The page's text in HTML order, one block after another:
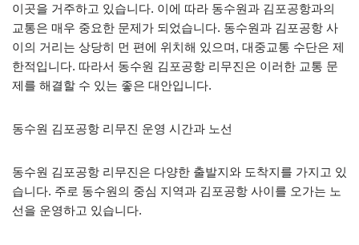
이곳을 거주하고 있습니다. 이에 따라 동수원과 김포공항과의
교통은 매우 중요한 문제가 되었습니다. 동수원과 김포공항 사
이의 거리는 상당히 먼 편에 위치해 있으며, 대중교통 수단은 제
한적입니다. 따라서 동수원 김포공항 리무진은 이러한 교통 문
제를 해결할 수 있는 좋은 대안입니다.
동수원 김포공항 리무진 운영 시간과 노선
동수원 김포공항 리무진은 다양한 출발지와 도착지를 가지고 있
습니다. 주로 동수원의 중심 지역과 김포공항 사이를 오가는 노
선을 운영하고 있습니다.